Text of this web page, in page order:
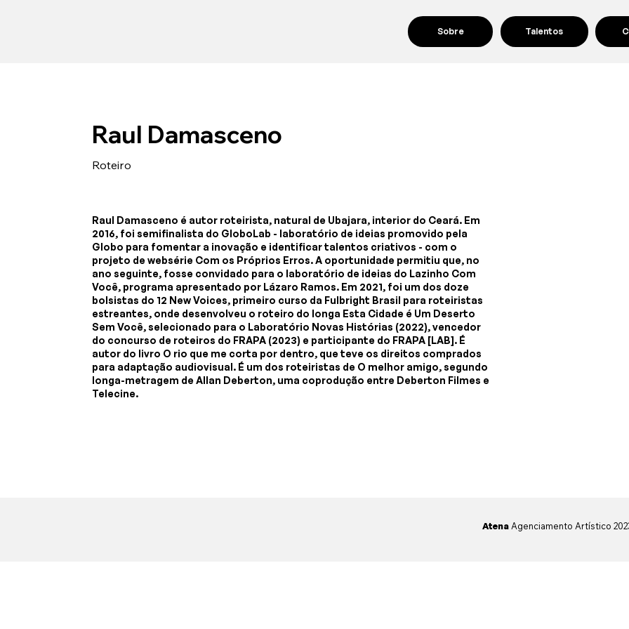
Sobre Talentos
Raul Damasceno
Roteiro
Raul Damasceno é autor roteirista, natural de Ubajara, interior do Ceará. Em
2016, foi semifinalista do GloboLab - laboratório de ideias promovido pela
Globo para fomentar a inovação e identificar talentos criativos - com o
projeto de websérie Com os Próprios Erros. A oportunidade permitiu que, no
ano seguinte, fosse convidado para o laboratório de ideias do Lazinho Com
Você, programa apresentado por Lázaro Ramos. Em 2021, foi um dos doze
bolsistas do 12 New Voices, primeiro curso da Fulbright Brasil para roteiristas
estreantes, onde desenvolveu o roteiro do longa Esta Cidade é Um Deserto
Sem Você, selecionado para o Laboratório Novas Histórias (2022), vencedor
do concurso de roteiros do FRAPA (2023) e participante do FRAPA [LAB]. É
autor do livro O rio que me corta por dentro, que teve os direitos comprados
para adaptação audiovisual. É um dos roteiristas de O melhor amigo, segundo
longa-metragem de Allan Deberton, uma coprodução entre Deberton Filmes e
Telecine.
Atena Agenciamento Artístico